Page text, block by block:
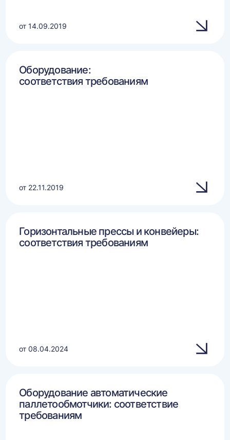
от 14.09.2019
Оборудование:
соответствия требованиям
от 22.11.2019
Горизонтальные прессы и конвейеры:
соответствия требованиям
от 08.04.2024
Оборудование автоматические
паллетообмотчики: соответствие
требованиям